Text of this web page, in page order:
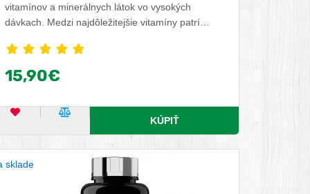
vitamínov a minerálnych látok vo vysokých
dávkach. Medzi najdôležitejšie vitamíny patrí
imunitného a nervového systému a prispieva k
zníženiu únavy a vyčerpania. Vitamín B2
podporuje správnu funkciu zraku. Medzi dôležité
plodnosť a udržiava normálnu hladinu
15,90€
OBĽÚBENÝ PRODUKTPOROVNAŤ PRODUKT
KÚPIŤ
sklade